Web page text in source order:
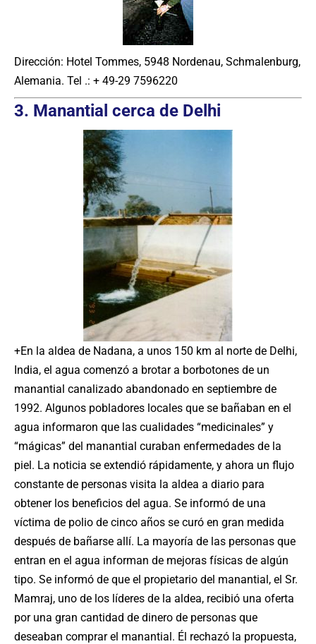
Dirección: Hotel Tommes, 5948 Nordenau, Schmalenburg,
Alemania. Tel .: + 49-29 7596220
3. Manantial cerca de Delhi
+En la aldea de Nadana, a unos 150 km al norte de Delhi,
India, el agua comenzó a brotar a borbotones de un
manantial canalizado abandonado en septiembre de
1992. Algunos pobladores locales que se bañaban en el
agua informaron que las cualidades “medicinales” y
“mágicas” del manantial curaban enfermedades de la
piel. La noticia se extendió rápidamente, y ahora un flujo
constante de personas visita la aldea a diario para
obtener los beneficios del agua. Se informó de una
víctima de polio de cinco años se curó en gran medida
después de bañarse allí. La mayoría de las personas que
entran en el agua informan de mejoras físicas de algún
tipo. Se informó de que el propietario del manantial, el Sr.
Mamraj, uno de los líderes de la aldea, recibió una oferta
por una gran cantidad de dinero de personas que
deseaban comprar el manantial. Él rechazó la propuesta,